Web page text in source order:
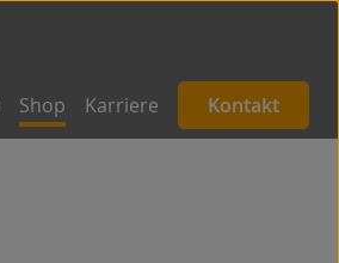
Shop Karriere Kontakt